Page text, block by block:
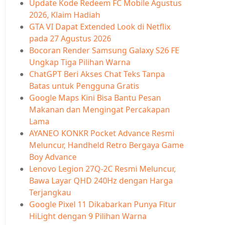
Update Kode Redeem FC Mobile Agustus
2026, Klaim Hadiah
GTA VI Dapat Extended Look di Netflix
pada 27 Agustus 2026
Bocoran Render Samsung Galaxy S26 FE
Ungkap Tiga Pilihan Warna
ChatGPT Beri Akses Chat Teks Tanpa
Batas untuk Pengguna Gratis
Google Maps Kini Bisa Bantu Pesan
Makanan dan Mengingat Percakapan
Lama
AYANEO KONKR Pocket Advance Resmi
Meluncur, Handheld Retro Bergaya Game
Boy Advance
Lenovo Legion 27Q-2C Resmi Meluncur,
Bawa Layar QHD 240Hz dengan Harga
Terjangkau
Google Pixel 11 Dikabarkan Punya Fitur
HiLight dengan 9 Pilihan Warna